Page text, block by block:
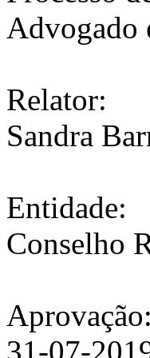
Advogado
Relator:
Sandra
Entidade:
Conselho
Aprovação: